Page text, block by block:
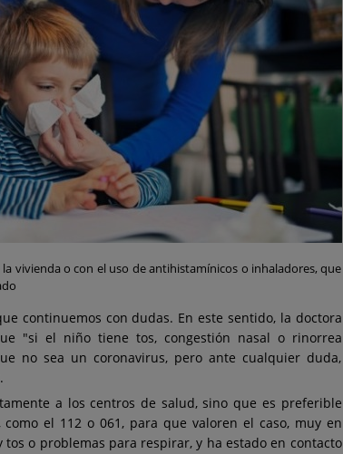
vivienda o con el uso de antihistamínicos o inhaladores, que
continuemos con dudas. En este sentido, la doctora
"si el niño tiene tos, congestión nasal o rinorrea
no sea un coronavirus, pero ante cualquier duda,
a los centros de salud, sino que es preferible
el 112 o 061, para que valoren el caso, muy en
o problemas para respirar, y ha estado en contacto